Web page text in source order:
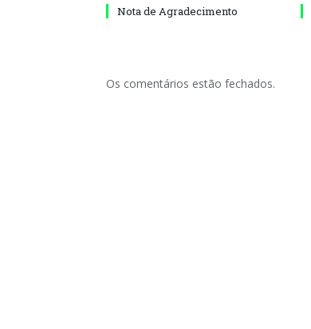
Nota de Agradecimento
Os comentários estão fechados.